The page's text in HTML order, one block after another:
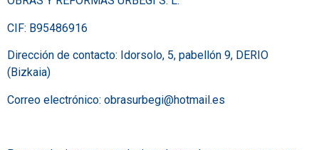
CIF: B95486916
Dirección de contacto: Idorsolo, 5, pabellón 9, DERIO
(Bizkaia)
Correo electrónico: obrasurbegi@hotmail.es